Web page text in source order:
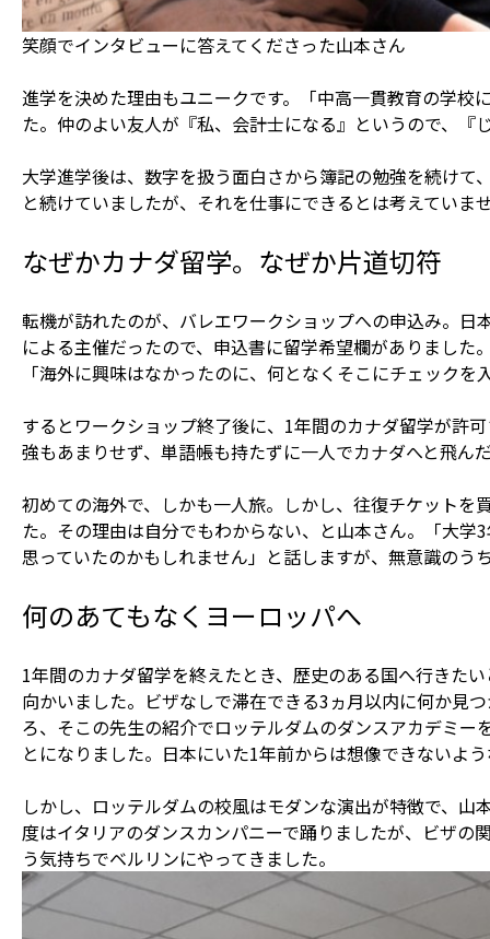
笑顔でインタビューに答えてくださった山本さん
進学を決めた理由もユニークです。「中高一貫教育の学校
た。仲のよい友人が『私、会計士になる』というので、
大学進学後は、数字を扱う面白さから簿記の勉強を続け
と続けていましたが、それを仕事にできるとは考えていま
なぜかカナダ留学。なぜか片道切符
転機が訪れたのが、バレエワークショップへの申込み。
による主催だったので、申込書に留学希望欄がありました
「海外に興味はなかったのに、何となくそこにチェックを
するとワークショップ終了後に、1年間のカナダ留学が許
強もあまりせず、単語帳も持たずに一人でカナダへと飛ん
初めての海外で、しかも一人旅。しかし、往復チケット
た。その理由は自分でもわからない、と山本さん。「大
思っていたのかもしれません」と話しますが、無意識のう
何のあてもなくヨーロッパへ
1年間のカナダ留学を終えたとき、歴史のある国へ行きた
向かいました。ビザなしで滞在できる3ヵ月以内に何か見
ろ、そこの先生の紹介でロッテルダムのダンスアカデミ
とになりました。日本にいた1年前からは想像できないよ
しかし、ロッテルダムの校風はモダンな演出が特徴で、
度はイタリアのダンスカンパニーで踊りましたが、ビザ
う気持ちでベルリンにやってきました。